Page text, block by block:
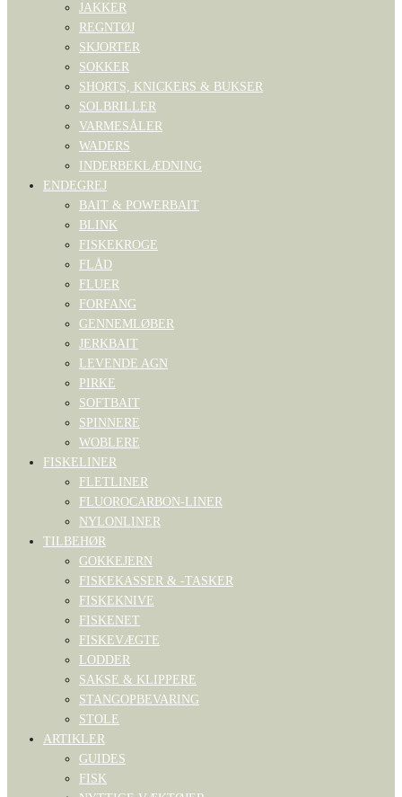
JAKKER
REGNTØJ
SKJORTER
SOKKER
SHORTS, KNICKERS & BUKSER
SOLBRILLER
VARMESÅLER
WADERS
INDERBEKLÆDNING
ENDEGREJ
BAIT & POWERBAIT
BLINK
FISKEKROGE
FLÅD
FLUER
FORFANG
GENNEMLØBER
JERKBAIT
LEVENDE AGN
PIRKE
SOFTBAIT
SPINNERE
WOBLERE
FISKELINER
FLETLINER
FLUOROCARBON-LINER
NYLONLINER
TILBEHØR
GOKKEJERN
FISKEKASSER & -TASKER
FISKEKNIVE
FISKENET
FISKEVÆGTE
LODDER
SAKSE & KLIPPERE
STANGOPBEVARING
STOLE
ARTIKLER
GUIDES
FISK